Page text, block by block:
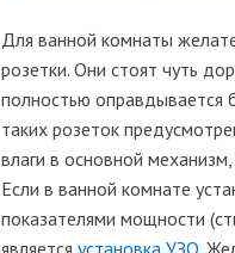
Для ванной комнаты
розетки. Они стоят чуть
полностью оправдывается
таких розеток
влаги в основной
Если в ванной комнате
показателями мощности